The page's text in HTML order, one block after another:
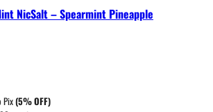
NicSalt – Spearmint Pineapple
Pix(5% OFF)